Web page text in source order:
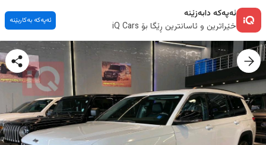
ئەپەکە دابەزێنە
خێراترین و ئاسانترین ڕێگا بۆ iQ Cars
ئەپەکە بەکاربێنە